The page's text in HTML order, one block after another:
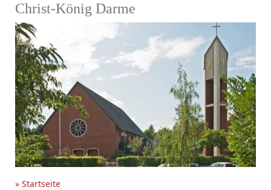
Christ-König Darme
» Startseite